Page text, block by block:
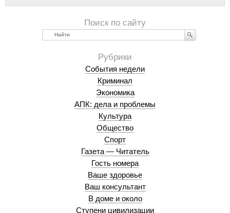
Найти
События недели
Криминал
Экономика
АПК: дела и проблемы
Культура
Общество
Спорт
Газета — Читатель
Гость номера
Ваше здоровье
Ваш консультант
В доме и около
Ступени цивилизации